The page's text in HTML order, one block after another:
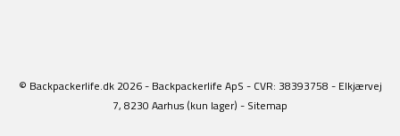
© Backpackerlife.dk 2026 - Backpackerlife ApS - CVR: 38393758 - Elkjærvej
7, 8230 Aarhus (kun lager) - Sitemap